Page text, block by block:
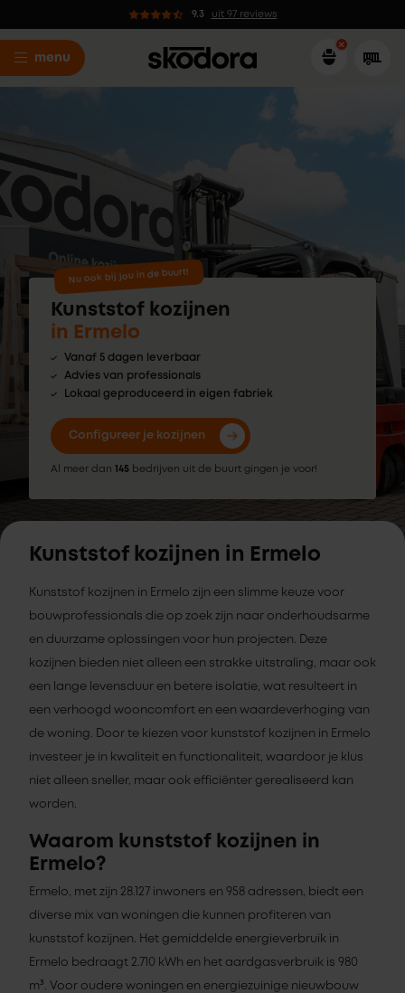
9.3 uit 97 reviews
menu
Nu ook bij jou in de buurt!
Kunststof kozijnen
in Ermelo
Vanaf 5 dagen leverbaar
Advies van professionals
Lokaal geproduceerd in eigen fabriek
Configureer je kozijnen
Al meer dan 145 bedrijven uit de buurt gingen je voor!
Kunststof kozijnen in Ermelo
Kunststof kozijnen in Ermelo zijn een slimme keuze voor
bouwprofessionals die op zoek zijn naar onderhoudsarme
en duurzame oplossingen voor hun projecten. Deze
kozijnen bieden niet alleen een strakke uitstraling, maar ook
een lange levensduur en betere isolatie, wat resulteert in
een verhoogd wooncomfort en een waardeverhoging van
de woning. Door te kiezen voor kunststof kozijnen in Ermelo
investeer je in kwaliteit en functionaliteit, waardoor je klus
niet alleen sneller, maar ook efficiënter gerealiseerd kan
worden.
Waarom kunststof kozijnen in
Ermelo?
Ermelo, met zijn 28.127 inwoners en 958 adressen, biedt een
diverse mix van woningen die kunnen profiteren van
kunststof kozijnen. Het gemiddelde energieverbruik in
Ermelo bedraagt 2.710 kWh en het aardgasverbruik is 980
m³. Voor oudere woningen en energiezuinige nieuwbouw